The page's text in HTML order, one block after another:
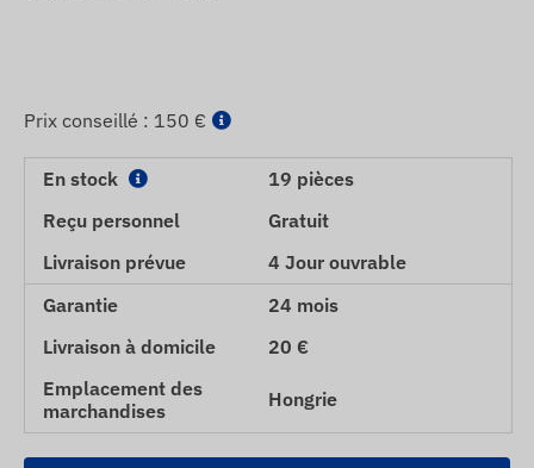
Prix ​​conseillé : 150 €
En stock
19 pièces
Reçu personnel
Gratuit
Livraison prévue
4 Jour ouvrable
Garantie
24 mois
Livraison à domicile
20 €
Emplacement des
marchandises
Hongrie